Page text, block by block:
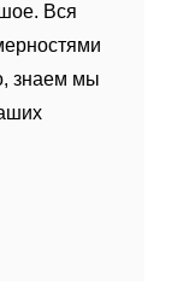
Вся
знаем мы